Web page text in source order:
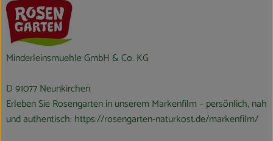
Minderleinsmuehle GmbH & Co. KG
D 91077 Neunkirchen
Erleben Sie Rosengarten in unserem Markenfilm – persönlich, nah
und authentisch: https://rosengarten-naturkost.de/markenfilm/